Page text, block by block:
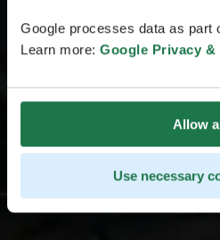
Google processes data as part
Learn more: Google Privacy &
Allow
Use necessary